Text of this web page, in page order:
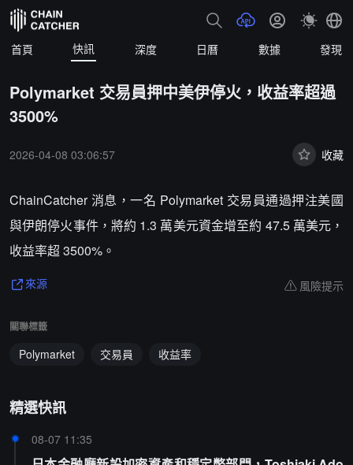
首頁 快訊 深度 日曆 數據 發現
Polymarket 交易員押中美伊停火，收益率超過
3500%
2026-04-08 03:06:57 收藏
ChainCatcher 消息，一名 Polymarket 交易員通過押注美國
與伊朗停火事件，將約 1.3 萬美元資金增至約 47.5 萬美元，
收益率超 3500%。
來源 風險提示
關聯標籤
Polymarket 交易員 收益率
精選快訊
08-07 11:35